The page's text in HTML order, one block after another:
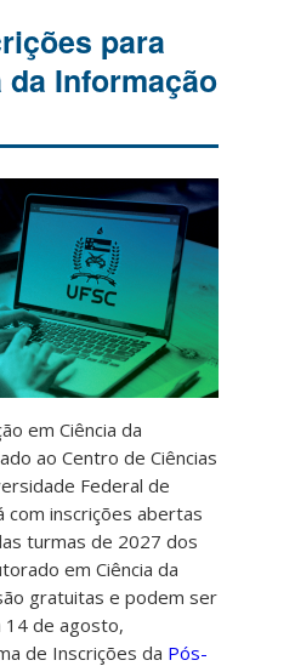
para
Informação
em Ciência da
ao Centro de Ciências
Federal de
com inscrições abertas
turmas de 2027 dos
em Ciência da
gratuitas e podem ser
14 de agosto,
de Inscrições da Pós-